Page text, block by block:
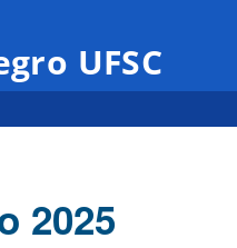
UFSC
2025